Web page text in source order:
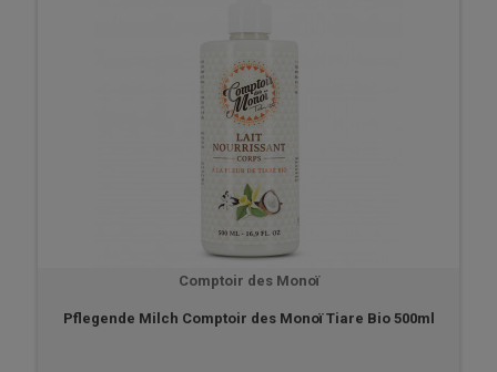
Comptoir des Monoï
Pflegende Milch Comptoir des Monoï Tiare Bio 500ml